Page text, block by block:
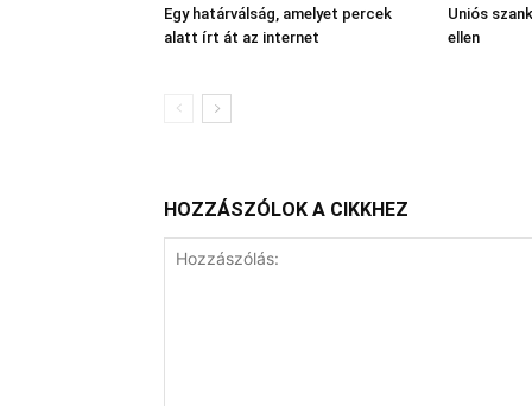
Egy határválság, amelyet percek
alatt írt át az internet
Uniós
ellen
HOZZÁSZÓLOK A CIKKHEZ